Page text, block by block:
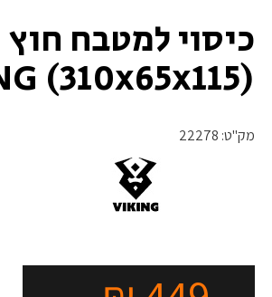
כיסוי למטבח חוץ
(310x65x115) VIKING
מק"ט: 22278